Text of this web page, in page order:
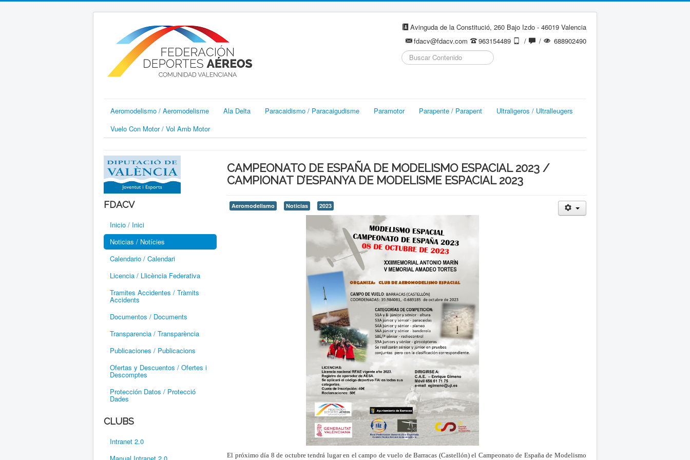
Avinguda de la Constitució, 260 Bajo Izdo - 46019 Valencia
fdacv@fdacv.com
963154489 / /
688902490
Buscar...
Aeromodelismo / Aeromodelisme Ala Delta Paracaidismo / Paracaigudisme Paramotor Parapente / Parapent
Ultraligeros / Ultralleugers
Vuelo Con Motor / Vol Amb Motor
FDACV
Inicio / Inici
Noticias / Notícies
Calendario / Calendari
Licencia / Llicència Federativa
Tramites Accidentes / Tràmits
Accidents
Documentos / Documents
Transparencia / Transparència
Publicaciones / Publicacions
Ofertas y Descuentos / Ofertes i
Descomptes
Protección Datos / Protecció
Dades
CLUBS
Intranet 2.0
Manual Intranet 2.0
CAMPEONATO DE ESPAÑA DE MODELISMO ESPACIAL 2023 /
CAMPIONAT D’ESPANYA DE MODELISME ESPACIAL 2023
Aeromodelismo Noticias 2023
El próximo día 8 de octubre tendrá lugar en el campo de vuelo de Barracas (Castellón) el Campeonato de España de Modelismo